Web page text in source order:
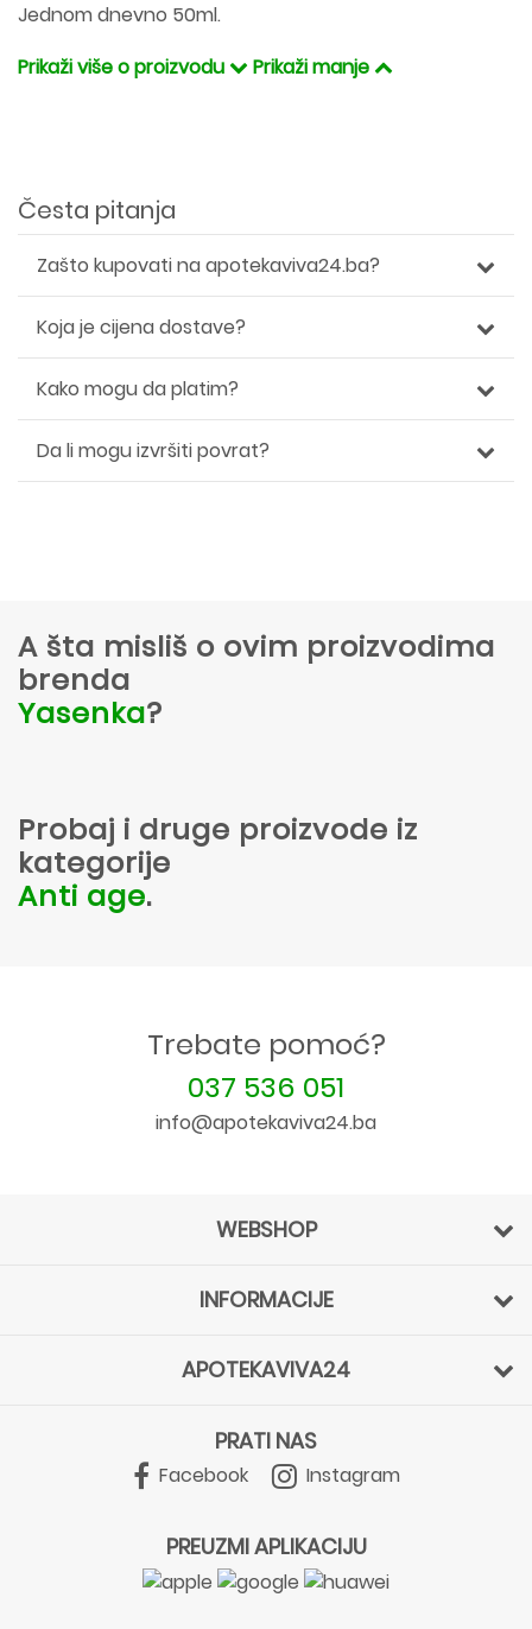
Jednom dnevno 50ml.
Prikaži više o proizvodu
Prikaži manje
Česta pitanja
Zašto kupovati na apotekaviva24.ba?
Koja je cijena dostave?
Kako mogu da platim?
Da li mogu izvršiti povrat?
A šta misliš o ovim proizvodima
brenda
Yasenka?
Probaj i druge proizvode iz
kategorije
Anti age.
Trebate pomoć?
037 536 051
info@apotekaviva24.ba
WEBSHOP
INFORMACIJE
APOTEKAVIVA24
PRATI NAS
Facebook Instagram
PREUZMI APLIKACIJU